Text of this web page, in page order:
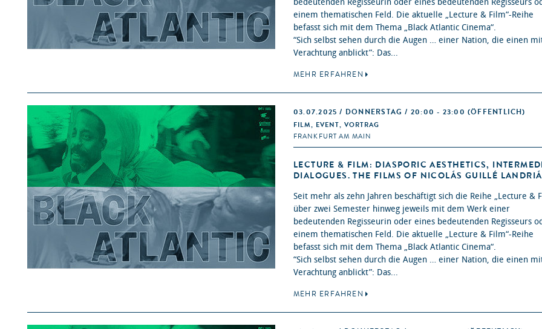
bedeutenden Regisseurin oder eines bedeutenden Regisseurs
einem thematischen Feld. Die aktuelle „Lecture & Film“-Reihe
befasst sich mit dem Thema „Black Atlantic Cinema“.
“Sich selbst sehen durch die Augen … einer Nation, die einen
Verachtung anblickt”: Das...
MEHR ERFAHREN
03.07.2025 / DONNERSTAG / 20:00 - 23:00(ÖFFENTLICH)
FILM, EVENT, VORTRAG
FRANKFURT AM MAIN
LECTURE & FILM: DIASPORIC AESTHETICS,
DIALOGUES. THE FILMS OF NICOLÁS GUILLÉ
Seit mehr als zehn Jahren beschäftigt sich die Reihe „Lecture &
über zwei Semester hinweg jeweils mit dem Werk einer
bedeutenden Regisseurin oder eines bedeutenden Regisseurs
einem thematischen Feld. Die aktuelle „Lecture & Film“-Reihe
befasst sich mit dem Thema „Black Atlantic Cinema“.
“Sich selbst sehen durch die Augen … einer Nation, die einen
Verachtung anblickt”: Das...
MEHR ERFAHREN